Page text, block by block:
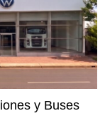
y Buses